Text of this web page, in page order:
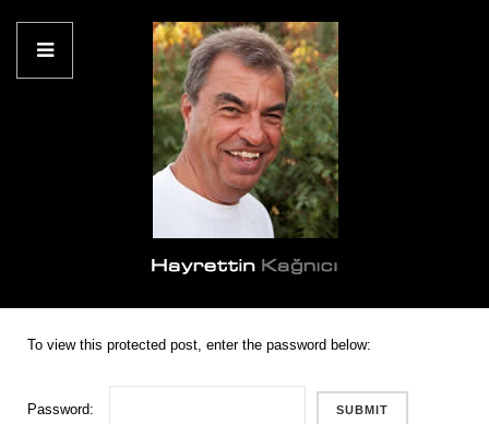
To view this protected post, enter the password below:
Password: